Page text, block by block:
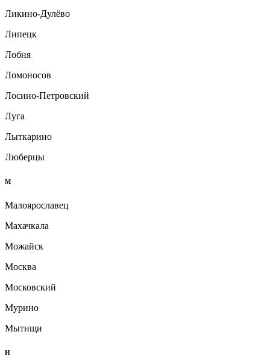
Ликино-Дулёво
Липецк
Лобня
Ломоносов
Лосино-Петровский
Луга
Лыткарино
Люберцы
М
Малоярославец
Махачкала
Можайск
Москва
Московский
Мурино
Мытищи
Н